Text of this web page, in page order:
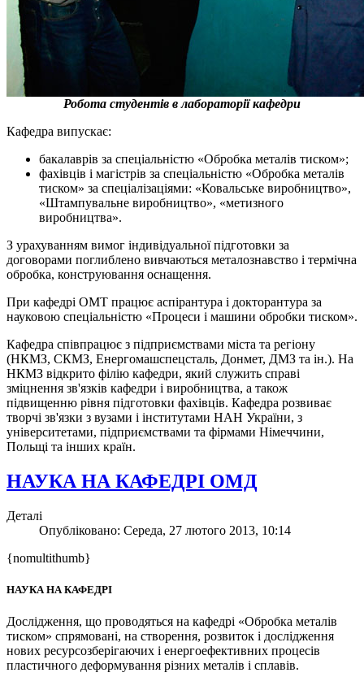
Робота студентів в лабораторії кафедри
Кафедра випускає:
бакалаврів за спеціальністю «Обробка металів тиском»;
фахівців і магістрів за спеціальністю «Обробка металів
тиском» за спеціалізаціями: «Ковальське виробництво»,
«Штампувальне виробництво», «метизного
виробництва».
З урахуванням вимог індивідуальної підготовки за
договорами поглиблено вивчаються металознавство і термічна
обробка, конструювання оснащення.
При кафедрі ОМТ працює аспірантура і докторантура за
науковою спеціальністю «Процеси і машини обробки тиском».
Кафедра співпрацює з підприємствами міста та регіону
(НКМЗ, СКМЗ, Енергомашспецсталь, Донмет, ДМЗ та ін.). На
НКМЗ відкрито філію кафедри, який служить справі
зміцнення зв'язків кафедри і виробництва, а також
підвищенню рівня підготовки фахівців. Кафедра розвиває
творчі зв'язки з вузами і інститутами НАН України, з
університетами, підприємствами та фірмами Німеччини,
Польщі та інших країн.
НАУКА НА КАФЕДРІ ОМД
Деталі
Опубліковано: Середа, 27 лютого 2013, 10:14
{nomultithumb}
НАУКА НА КАФЕДРІ
Дослідження, що проводяться на кафедрі «Обробка металів
тиском» спрямовані, на створення, розвиток і дослідження
нових ресурсозберігаючих і енергоефективних процесів
пластичного деформування різних металів і сплавів.